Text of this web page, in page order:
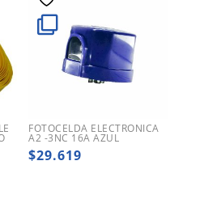
FOTOCELDA ELECTRONICA
A2 -3NC 16A AZUL
$29.619